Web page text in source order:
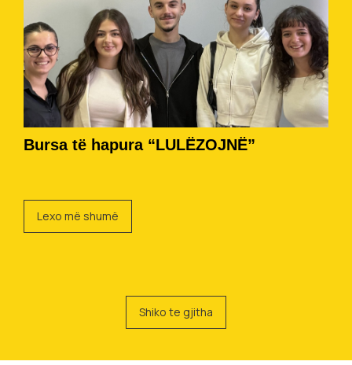
Bursa të hapura “LULËZOJNË”
Lexo më shumë
Shiko te gjitha